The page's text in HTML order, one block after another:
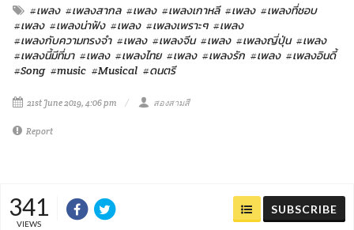
#เพลง #เพลงสากล #เพลง #เพลงเกาหลี #เพลง #เพลงที่ชอบ
#เพลง #เพลงน่าฟัง #เพลง #เพลงเพราะๆ #เพลง
#เพลงกับความทรงจำ #เพลง #เพลงจีน #เพลง #เพลงญี่ปุ่น #เพลง
#เพลงนี้มีที่มา #เพลง #เพลงไทย #เพลง #เพลงรัก #เพลง #เพลงอินดี้
#Song #music #Musical #ดนตรี
21st June 2019, 4:06 pm สองสามสี
Report
341
VIEWS
SUBSCRIBE